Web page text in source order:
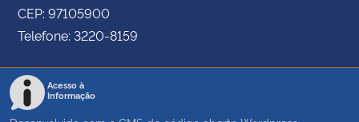
CEP: 97105900
Telefone: 3220-8159
Acesso à
Informação